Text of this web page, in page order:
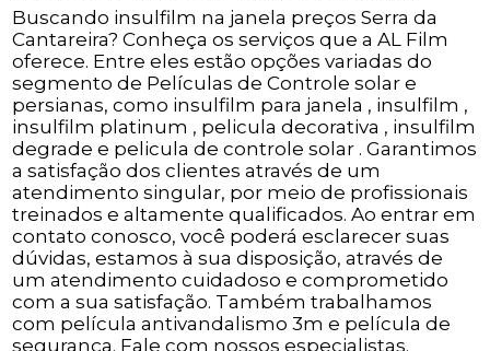
Buscando insulfilm na janela preços Serra da
Cantareira? Conheça os serviços que a AL Film
oferece. Entre eles estão opções variadas do
segmento de Películas de Controle solar e
persianas, como insulfilm para janela , insulfilm ,
insulfilm platinum , pelicula decorativa , insulfilm
degrade e pelicula de controle solar . Garantimos
a satisfação dos clientes através de um
atendimento singular, por meio de profissionais
treinados e altamente qualificados. Ao entrar em
contato conosco, você poderá esclarecer suas
dúvidas, estamos à sua disposição, através de
um atendimento cuidadoso e comprometido
com a sua satisfação. Também trabalhamos
com película antivandalismo 3m e película de
segurança. Fale com nossos especialistas.